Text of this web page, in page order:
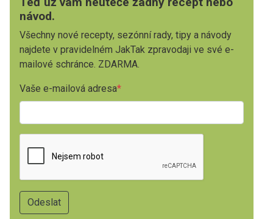
návod.
Všechny nové recepty, sezónní rady, tipy a návody
najdete v pravidelném JakTak zpravodaji ve své e-
mailové schránce. ZDARMA.
Vaše e-mailová adresa